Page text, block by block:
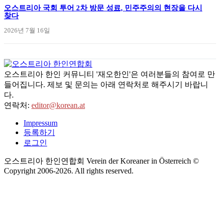
오스트리아 국회 투어 2차 방문 성료, 민주주의의 현장을 다시
찾다
2026년 7월 16일
오스트리아 한인 커뮤니티 '재오한인'은 여러분들의 참여로 만
들어집니다. 제보 및 문의는 아래 연락처로 해주시기 바랍니
다.
연락처: editor@korean.at
Impressum
등록하기
로그인
오스트리아 한인연합회 Verein der Koreaner in Österreich ©
Copyright 2006-2026. All rights reserved.